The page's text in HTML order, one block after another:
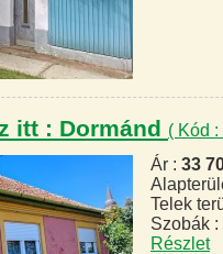
itt : Dormánd ( Kód
Ár : 33
Telek
Szobák :
Részlet